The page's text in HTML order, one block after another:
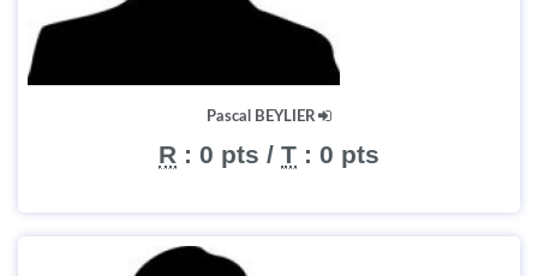
Pascal BEYLIER
R : 0 pts / T : 0 pts